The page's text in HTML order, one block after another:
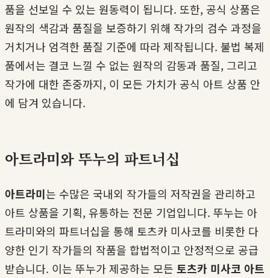
품을 선보일 수 있는 원동력이 됩니다. 또한, 공식 상품은
원작의 색감과 품질을 보증하기 위해 작가의 검수 과정을
거치거나 엄격한 품질 기준에 따라 제작됩니다. 불법 복제
품에서는 결코 느낄 수 없는 원작의 감동과 품질, 그리고
작가에 대한 존중까지, 이 모든 가치가 공식 아트 상품 안
에 담겨 있습니다.
아트라미와 뚜누의 파트너십
아트라미는 수많은 국내외 작가들의 저작권을 관리하고
아트 상품을 기획, 유통하는 전문 기업입니다. 뚜누는 아
트라미와의 파트너십을 통해 토츠카 미사코를 비롯한 다
양한 인기 작가들의 작품을 합법적이고 안정적으로 공급
받습니다. 이는 뚜누가 제공하는 모든 토츠카 미사코 아트